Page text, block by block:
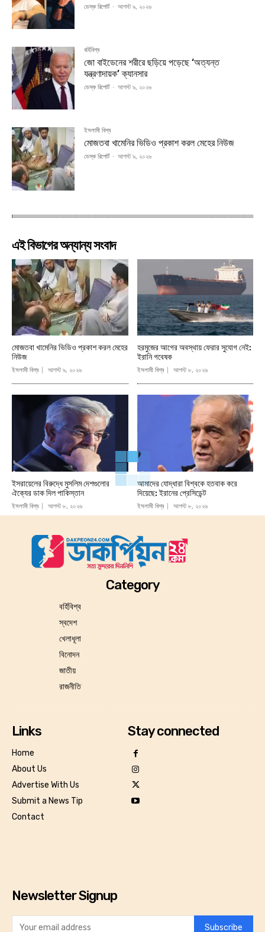
ডেস্ক রিপোর্ট - আগস্ট ৯, ২০২৬
বর্হিবিশ্ব
জো বাইডেনের শরীরে ছড়িয়ে পড়েছে ‘অত্যন্ত
যন্ত্রণাদায়ক’ ক্যানসার
ডেস্ক রিপোর্ট - আগস্ট ৯, ২০২৬
ইসলামী বিশ্ব
মোজতবা খামেনির ভিডিও প্রকাশ করল মেহের নিউজ
ডেস্ক রিপোর্ট - আগস্ট ৯, ২০২৬
এই বিভাগের অন্যান্য সংবাদ
মোজতবা খামেনির ভিডিও প্রকাশ করল মেহের
নিউজ
ইসলামী বিশ্ব আগস্ট ৯, ২০২৬
হরমুজের আগের অবস্থায় ফেরার সুযোগ নেই:
ইরানি গবেষক
ইসলামী বিশ্ব আগস্ট ৮, ২০২৬
ইসরায়েলের বিরুদ্ধে মুসলিম দেশগুলোর
ঐক্যের ডাক দিল পাকিস্তান
ইসলামী বিশ্ব আগস্ট ৮, ২০২৬
আমাদের যোদ্ধারা বিশ্বকে হতবাক করে
দিয়েছে: ইরানের প্রেসিডেন্ট
ইসলামী বিশ্ব আগস্ট ৮, ২০২৬
Category
বর্হিবিশ্ব
স্বদেশ
খেলাধূলা
বিনোদন
জাতীয়
রাজনীতি
Links
Home
About Us
Advertise With Us
Submit a News Tip
Contact
Stay connected
Newsletter Signup
Subscribe